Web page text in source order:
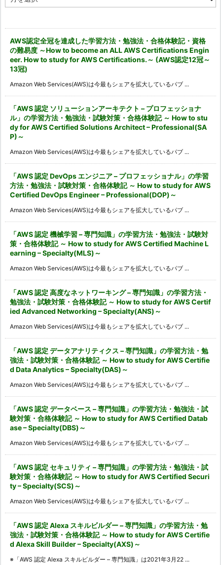
ー
AWS認定全冠を達成した学習方法・勉強法・合格体験記・資格
の難易度 ～How to become an ALL AWS Certifications Engin
eer. How to study for AWS Certifications.～ (AWS認定12冠～
13冠)
Amazon Web Services(AWS)は今最もシェアを拡大しているパブ ...
「AWS 認定 ソリューションアーキテクト – プロフェッショナ
ル」の学習方法・勉強法・試験対策・合格体験記 ～ How to stu
dy for AWS Certified Solutions Architect – Professional(SA
P)～
Amazon Web Services(AWS)は今最もシェアを拡大しているパブ ...
「AWS 認定 DevOps エンジニア – プロフェッショナル」の学習
方法・勉強法・試験対策・合格体験記 ～ How to study for AWS
Certified DevOps Engineer – Professional(DOP)～
Amazon Web Services(AWS)は今最もシェアを拡大しているパブ ...
「AWS 認定 機械学習 – 専門知識」の学習方法・勉強法・試験対
策・合格体験記 ～ How to study for AWS Certified Machine L
earning – Specialty(MLS)～
Amazon Web Services(AWS)は今最もシェアを拡大しているパブ ...
「AWS 認定 高度なネットワーキング – 専門知識」の学習方法・
勉強法・試験対策・合格体験記 ～ How to study for AWS Certif
ied Advanced Networking – Specialty(ANS)～
Amazon Web Services(AWS)は今最もシェアを拡大しているパブ ...
「AWS 認定 データアナリティクス – 専門知識」の学習方法・勉
強法・試験対策・合格体験記 ～ How to study for AWS Certifie
d Data Analytics – Specialty(DAS)～
Amazon Web Services(AWS)は今最もシェアを拡大しているパブ ...
「AWS 認定 データベース – 専門知識」の学習方法・勉強法・試
験対策・合格体験記 ～ How to study for AWS Certified Datab
ase – Specialty(DBS)～
Amazon Web Services(AWS)は今最もシェアを拡大しているパブ ...
「AWS 認定 セキュリティ – 専門知識」の学習方法・勉強法・試
験対策・合格体験記 ～ How to study for AWS Certified Securi
ty – Specialty(SCS)～
Amazon Web Services(AWS)は今最もシェアを拡大しているパブ ...
「AWS 認定 Alexa スキルビルダー – 専門知識」の学習方法・勉
強法・試験対策・合格体験記 ～ How to study for AWS Certifie
d Alexa Skill Builder – Specialty(AXS)～
※「AWS 認定 Alexa スキルビルダー – 専門知識」は2021年3月22 ...